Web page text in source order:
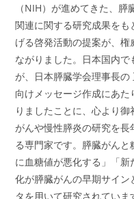
（NIH）が進めてきた、
関連に関する研究成果を
げる啓発活動の提案が、権
ながりました。日本国内
が、日本膵臓学会理事長
向けメッセージ作成にあ
りましたことに、心より
がんや慢性膵炎の研究を
る専門家です。膵臓がん
に血糖値が悪化する」「
化が膵臓がんの早期サイ
タを用いて研究されてい